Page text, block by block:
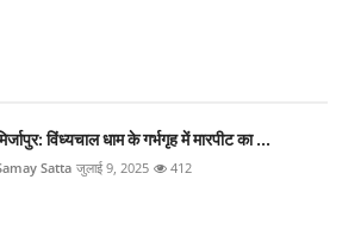
विंध्यचाल धाम के गर्भगृह में मारपीट का ...
Satta जुलाई 9, 2025 412